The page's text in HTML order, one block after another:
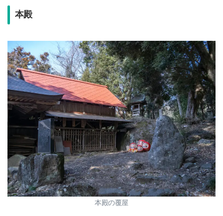
本殿
本殿の覆屋